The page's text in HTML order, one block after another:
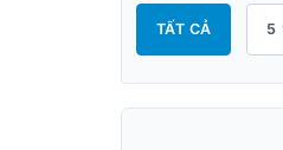
TẤT CẢ 5